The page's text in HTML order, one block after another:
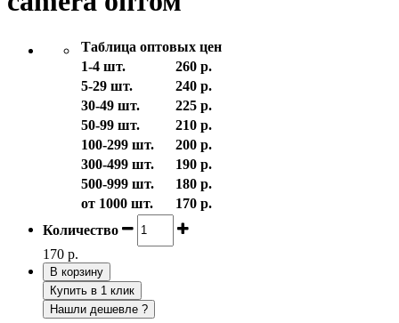
Таблица оптовых цен
1-4 шт.
260 р.
5-29 шт.
240 р.
30-49 шт.
225 р.
50-99 шт.
210 р.
100-299 шт.
200 р.
300-499 шт.
190 р.
500-999 шт.
180 р.
от 1000 шт.
170 р.
Количество
170 р.
В корзину
Купить в 1 клик
Нашли дешевле ?